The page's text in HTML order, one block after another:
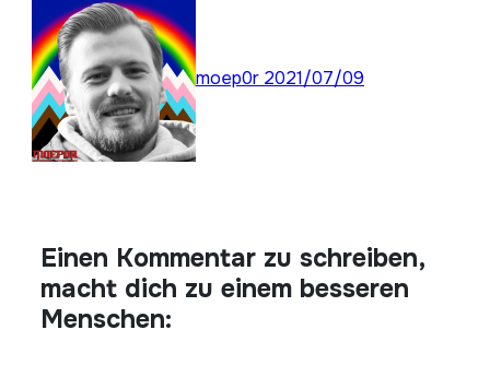
moep0r 2021/07/09
Einen Kommentar zu schreiben,
macht dich zu einem besseren
Menschen: